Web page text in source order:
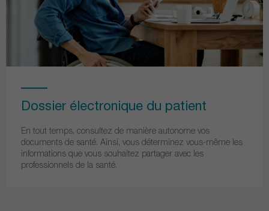
Dossier électronique du patient
En tout temps, consultez de manière autonome vos
documents de santé. Ainsi, vous déterminez vous-même les
informations que vous souhaitez partager avec les
professionnels de la santé.